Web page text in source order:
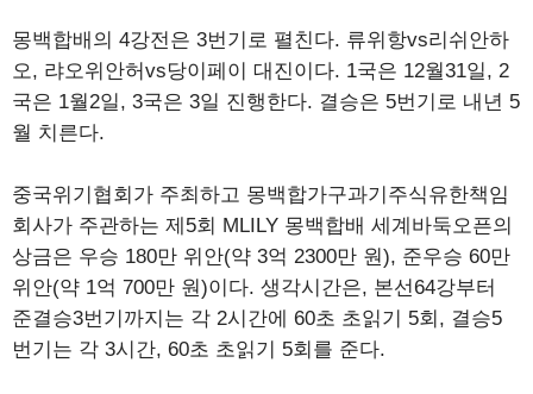
몽백합배의 4강전은 3번기로 펼친다. 류위항vs리쉬안하
오, 랴오위안허vs당이페이 대진이다. 1국은 12월31일, 2
국은 1월2일, 3국은 3일 진행한다. 결승은 5번기로 내년 5
월 치른다.
중국위기협회가 주최하고 몽백합가구과기주식유한책임
회사가 주관하는 제5회 MLILY 몽백합배 세계바둑오픈의
상금은 우승 180만 위안(약 3억 2300만 원), 준우승 60만
위안(약 1억 700만 원)이다. 생각시간은, 본선64강부터
준결승3번기까지는 각 2시간에 60초 초읽기 5회, 결승5
번기는 각 3시간, 60초 초읽기 5회를 준다.